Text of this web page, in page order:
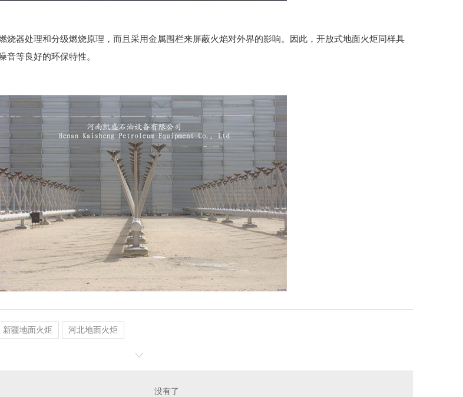
烧器处理和分级燃烧原理，而且采用金属围栏来屏蔽火焰对外界的影响。因此，开放式地面火炬同样具
音等良好的环保特性。
新疆地面火炬 河北地面火炬
没有了